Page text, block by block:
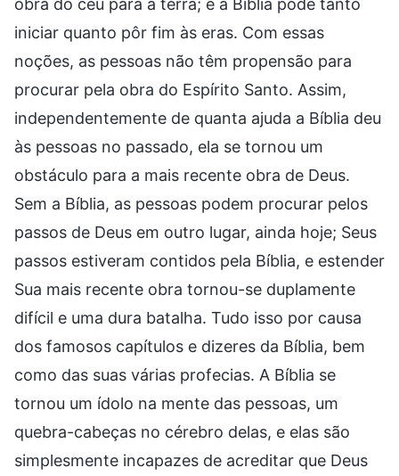
iniciar quanto pôr fim às eras. Com essas
noções, as pessoas não têm propensão para
procurar pela obra do Espírito Santo. Assim,
independentemente de quanta ajuda a Bíblia deu
às pessoas no passado, ela se tornou um
obstáculo para a mais recente obra de Deus.
Sem a Bíblia, as pessoas podem procurar pelos
passos de Deus em outro lugar, ainda hoje; Seus
passos estiveram contidos pela Bíblia, e estender
Sua mais recente obra tornou-se duplamente
difícil e uma dura batalha. Tudo isso por causa
dos famosos capítulos e dizeres da Bíblia, bem
como das suas várias profecias. A Bíblia se
tornou um ídolo na mente das pessoas, um
quebra-cabeças no cérebro delas, e elas são
simplesmente incapazes de acreditar que Deus